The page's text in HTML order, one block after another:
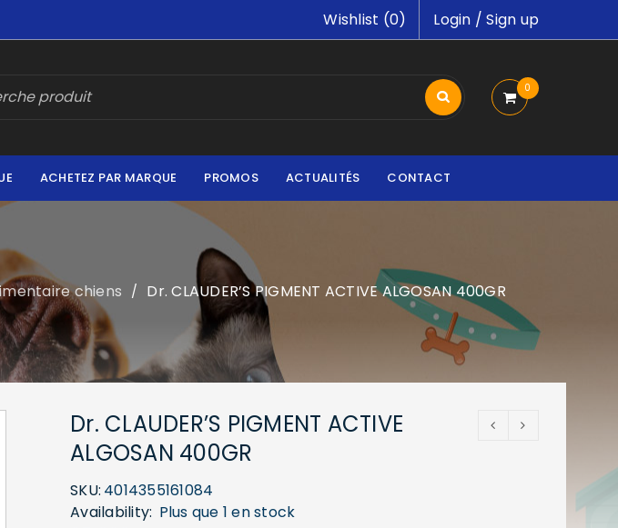
Login /Sign up
Wishlist (0)
0
ACHETEZ PAR MARQUE PROMOS ACTUALITÉS CONTACT
chiens / Dr. CLAUDER’S PIGMENT ACTIVE ALGOSAN 400GR
Dr. CLAUDER’S PIGMENT ACTIVE
ALGOSAN 400GR
SKU: 4014355161084
Availability: Plus que 1 en stock